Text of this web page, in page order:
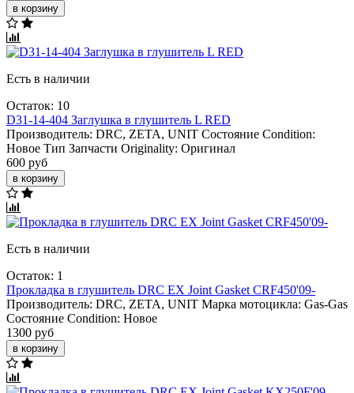
в корзину
Есть в наличии
Остаток: 10
D31-14-404 Заглушка в глушитель L RED
Производитель: DRC, ZETA, UNIT Состояние Condition:
Новое Тип Запчасти Originality: Оригинал
600 руб
в корзину
Есть в наличии
Остаток: 1
Прокладка в глушитель DRC EX Joint Gasket CRF450'09-
Производитель: DRC, ZETA, UNIT Марка мотоцикла: Gas-Gas
Состояние Condition: Новое
1300 руб
в корзину